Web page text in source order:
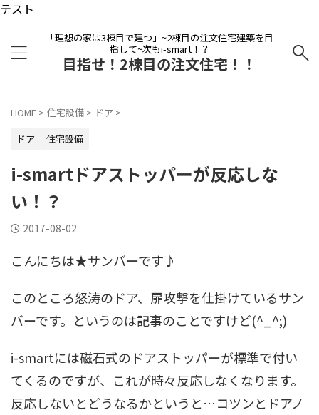
テスト
「理想の家は3棟目で建つ」~2棟目の注文住宅建築を目
指して~次もi-smart！？
目指せ！2棟目の注文住宅！！
HOME > 住宅設備 > ドア >
ドア
住宅設備
i-smartドアストッパーが反応しな
い！？
2017-08-02
こんにちは★サンバーです♪
このところ怒涛のドア、扉攻撃を仕掛けているサン
バーです。というのは記事のことですけど(^_^;)
i-smartには磁石式のドアストッパーが標準で付い
てくるのですが、これが時々反応しなくなります。
反応しないとどうなるかというと…コツンとドアノ